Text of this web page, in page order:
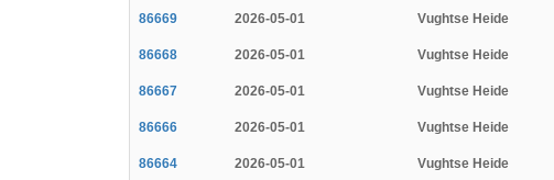
86669 2026-05-01 Vughtse Heide
86668 2026-05-01 Vughtse Heide
86667 2026-05-01 Vughtse Heide
86666 2026-05-01 Vughtse Heide
86664 2026-05-01 Vughtse Heide